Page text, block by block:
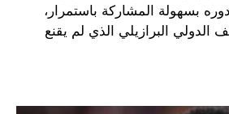
بسهولة المشاركة باستمرار،
البرازيلي الذي لم يقنع